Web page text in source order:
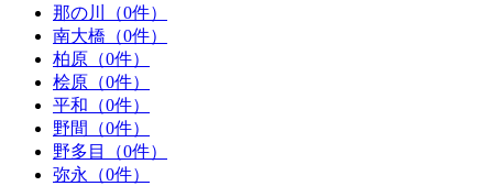
那の川（0件）
南大橋（0件）
柏原（0件）
桧原（0件）
平和（0件）
野間（0件）
野多目（0件）
弥永（0件）